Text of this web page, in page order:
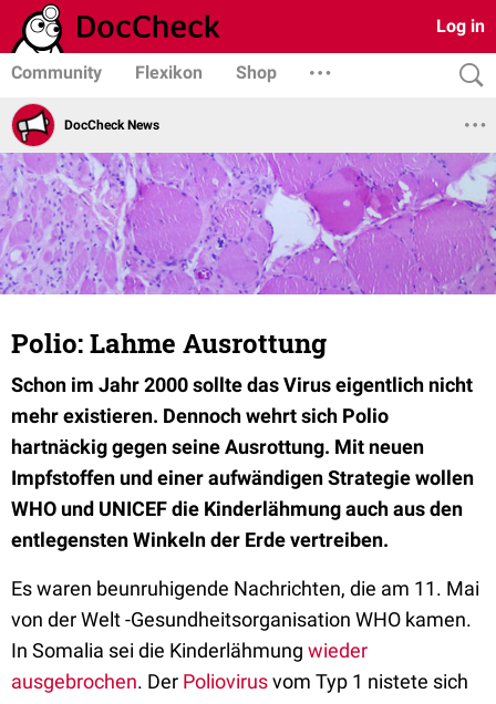
Log in
Community Flexikon Shop
DocCheck News
Polio: Lahme Ausrottung
Schon im Jahr 2000 sollte das Virus eigentlich nicht
mehr existieren. Dennoch wehrt sich Polio
hartnäckig gegen seine Ausrottung. Mit neuen
Impfstoffen und einer aufwändigen Strategie wollen
WHO und UNICEF die Kinderlähmung auch aus den
entlegensten Winkeln der Erde vertreiben.
Es waren beunruhigende Nachrichten, die am 11. Mai
von der Welt -Gesundheitsorganisation WHO kamen.
In Somalia sei die Kinderlähmung wieder
ausgebrochen. Der Poliovirusvom Typ 1 nistete sich